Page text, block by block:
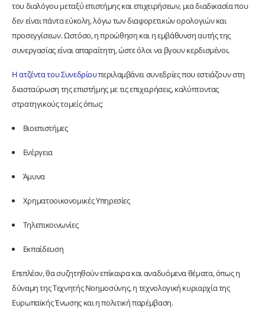
του διαλόγου μεταξύ επιστήμης και επιχειρήσεων, μια διαδικασία που
δεν είναι πάντα εύκολη, λόγω των διαφορετικών ορολογιών και
προσεγγίσεων. Ωστόσο, η προώθηση και η εμβάθυνση αυτής της
συνεργασίας είναι απαραίτητη, ώστε όλοι να βγουν κερδισμένοι.
Η ατζέντα του Συνεδρίουπεριλαμβάνει συνεδρίες που εστιάζουν στη
διασταύρωση της επιστήμης με τις επιχειρήσεις, καλύπτοντας
στρατηγικούς τομείς όπως:
Βιοεπιστήμες
Ενέργεια
Άμυνα
Χρηματοοικονομικές Υπηρεσίες
Τηλεπικοινωνίες
Εκπαίδευση
Επιπλέον, θα συζητηθούν επίκαιρα και αναδυόμενα θέματα, όπως η
δύναμη της Τεχνητής Νοημοσύνης, η τεχνολογική κυριαρχία της
Ευρωπαϊκής Ένωσης και η πολιτική παρέμβαση.